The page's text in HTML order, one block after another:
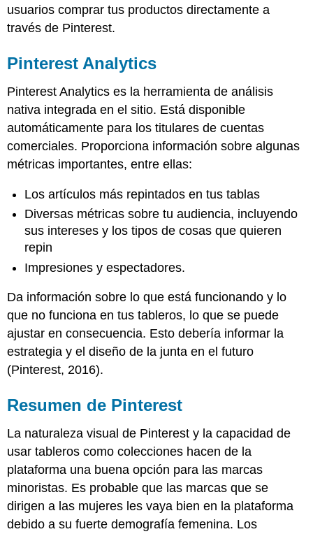
usuarios comprar tus productos directamente a
través de Pinterest.
Pinterest Analytics
Pinterest Analytics es la herramienta de análisis
nativa integrada en el sitio. Está disponible
automáticamente para los titulares de cuentas
comerciales. Proporciona información sobre algunas
métricas importantes, entre ellas:
Los artículos más repintados en tus tablas
Diversas métricas sobre tu audiencia, incluyendo
sus intereses y los tipos de cosas que quieren
repin
Impresiones y espectadores.
Da información sobre lo que está funcionando y lo
que no funciona en tus tableros, lo que se puede
ajustar en consecuencia. Esto debería informar la
estrategia y el diseño de la junta en el futuro
(Pinterest, 2016).
Resumen de Pinterest
La naturaleza visual de Pinterest y la capacidad de
usar tableros como colecciones hacen de la
plataforma una buena opción para las marcas
minoristas. Es probable que las marcas que se
dirigen a las mujeres les vaya bien en la plataforma
debido a su fuerte demografía femenina. Los